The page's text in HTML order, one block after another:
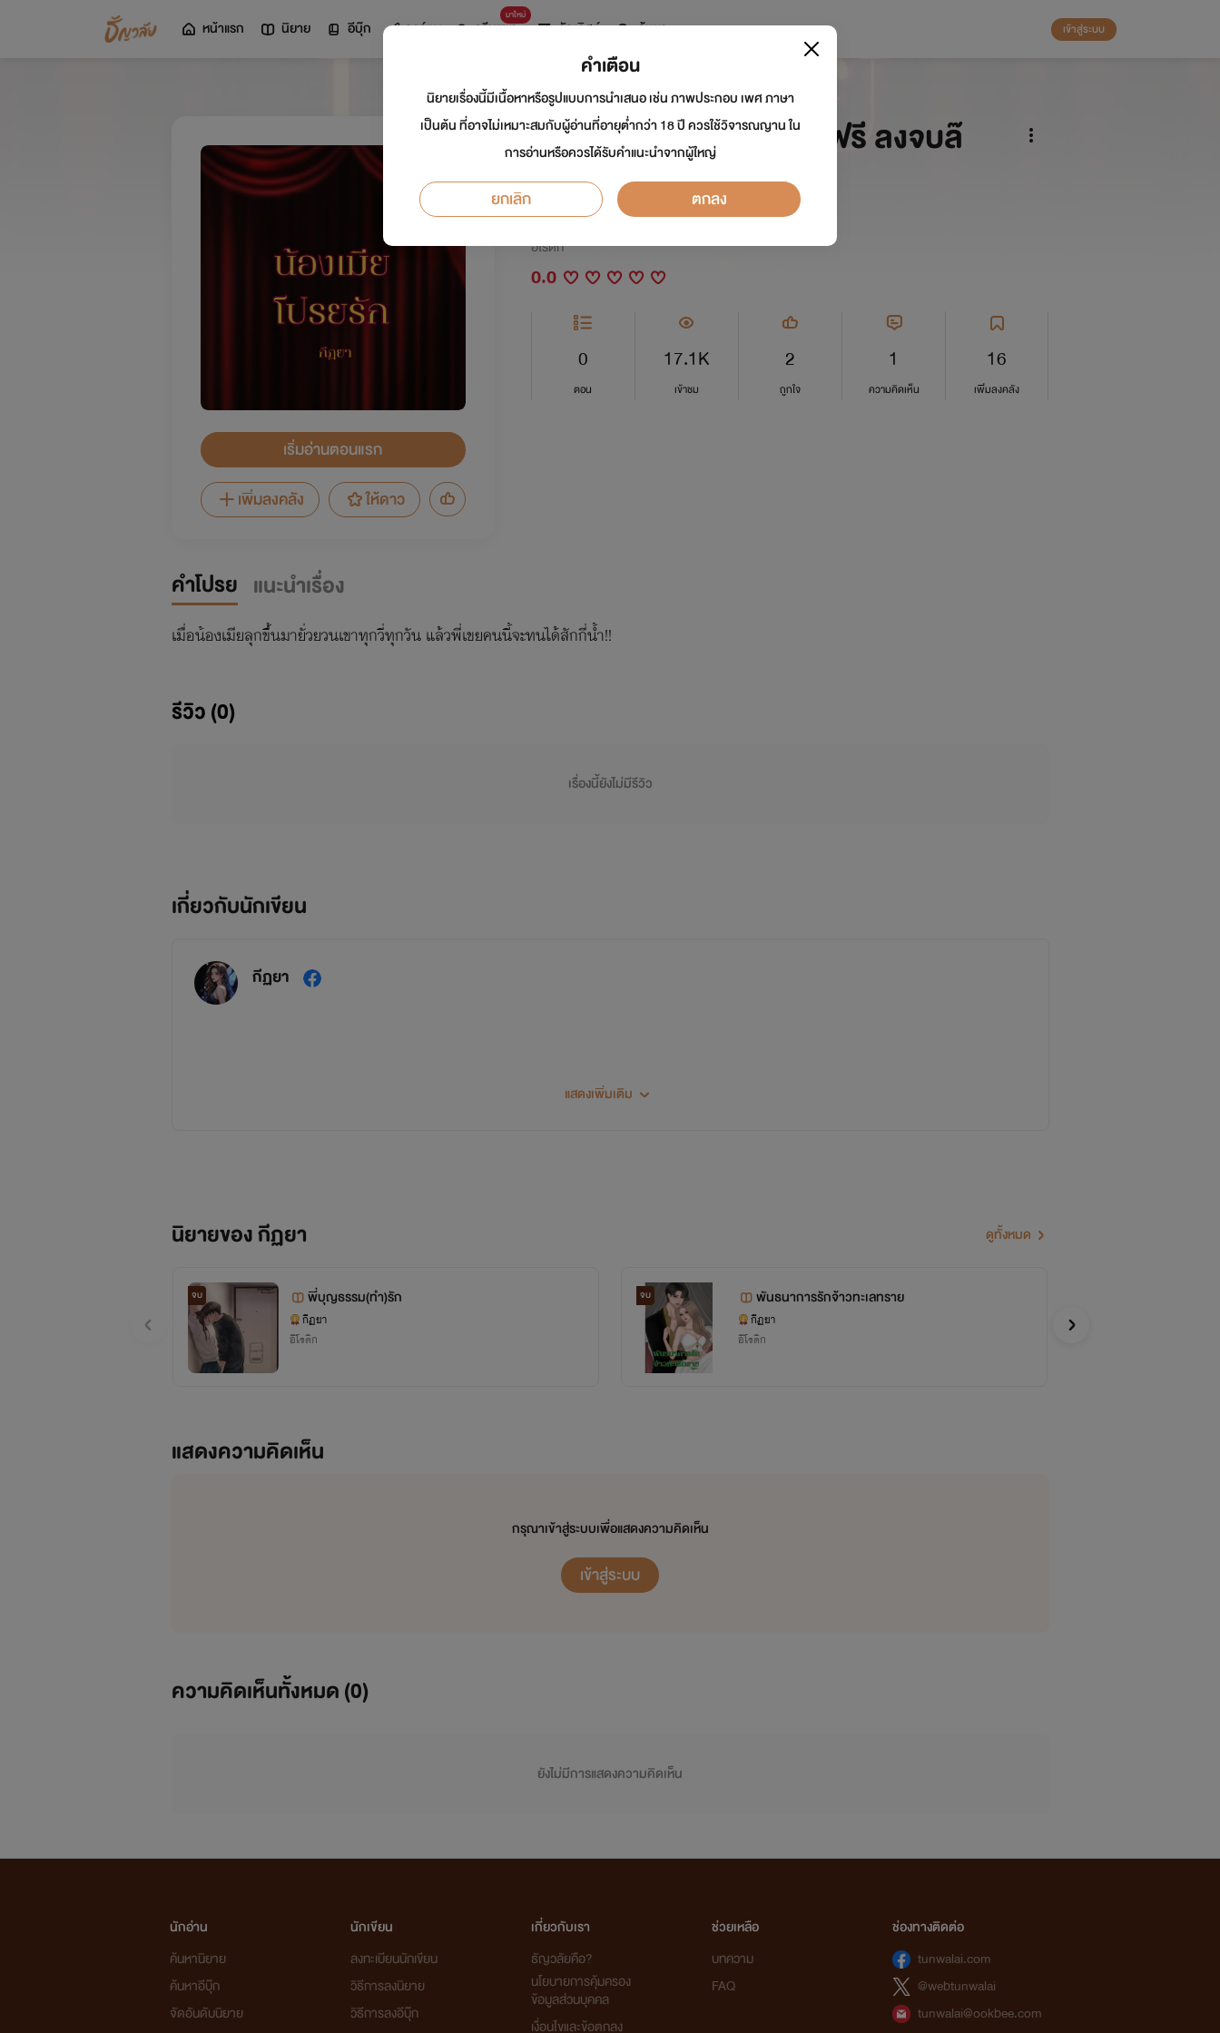
หน้าแรก นิยาย อีบุ๊ก การ์ตูน
มาใหม่
ดรีมแชท ธัญลิสต์ ค้นหา เข้าสู่ระบบ
เริ่มอ่านตอนแรก
เพิ่มลงคลัง
ให้ดาว
น้องเมียโปรยรัก (อ่านฟรี ลงจบล๊
อก)
นักเขียน:กีฏยา
อีโรติก
0.0
0
ตอน
17.1K
เข้าชม
2
ถูกใจ
1
ความคิดเห็น
16
เพิ่มลงคลัง
คำโปรย แนะนำเรื่อง
เมื่อน้องเมียลุกขึ้นมายั่วยวนเขาทุกวี่ทุกวัน แล้วพี่เขยคนนี้จะทนได้สักกี่น้ำ!!
รีวิว (0)
เรื่องนี้ยังไม่มีรีวิว
เกี่ยวกับนักเขียน
กีฏยา
แสดงเพิ่มเติม
นิยายของ กีฏยา ดูทั้งหมด
จบ พี่บุญธรรม(ทำ)รัก
กีฏยา
อีโรติก
จบ พันธนาการรักจ้าวทะเลทราย
กีฏยา
อีโรติก
แสดงความคิดเห็น
กรุณาเข้าสู่ระบบเพื่อแสดงความคิดเห็น
เข้าสู่ระบบ
ความคิดเห็นทั้งหมด (0)
ยังไม่มีการแสดงความคิดเห็น
คำเตือน
นิยายเรื่องนี้มีเนื้อหาหรือรูปแบบการนำเสนอ เช่น ภาพประกอบ เพศ ภาษา
เป็นต้น ที่อาจไม่เหมาะสมกับผู้อ่านที่อายุต่ำกว่า 18 ปี ควรใช้วิจารณญาน ใน
การอ่านหรือควรได้รับคำแนะนำจากผู้ใหญ่
ยกเลิก ตกลง
นักอ่าน
ค้นหานิยาย
ค้นหาอีบุ๊ก
จัดอันดับนิยาย
นักเขียน
ลงทะเบียนนักเขียน
วิธีการลงนิยาย
วิธีการลงอีบุ๊ก
เกี่ยวกับเรา
ธัญวลัยคือ?
นโยบายการคุ้มครอง
ข้อมูลส่วนบุคคล
เงื่อนไขและข้อตกลง
ช่วยเหลือ
บทความ
FAQ
ช่องทางติดต่อ
tunwalai.com
@webtunwalai
tunwalai@ookbee.com